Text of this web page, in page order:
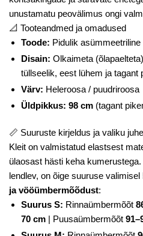
unustamatu peovälimus ongi
📐 Tooteandmed ja omadused
Toode: Pidulik
Disain: Olkaimeta
tüllseelik, eest lühem ja tagant
Värv: Heleroosa / puudriroosa
Üldpikkus: 98 cm (tagant
📏 Suuruste kirjeldus ja valiku
Kleit on valmistatud elastsest
ülaosast hästi keha
lendlev, on õige suuruse
ja vööümbermõõdust:
Suurus S: Rinnaümbermõõt
70 cm | Puusaümbermõõt